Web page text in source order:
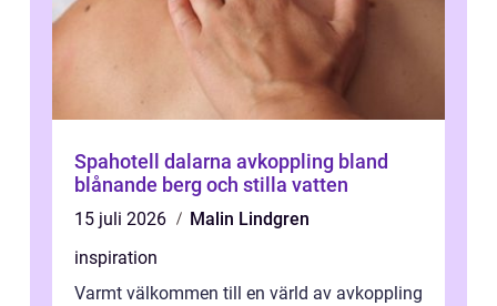
Spahotell dalarna avkoppling bland
blånande berg och stilla vatten
15 juli 2026
Malin Lindgren
inspiration
Varmt välkommen till en värld av avkoppling